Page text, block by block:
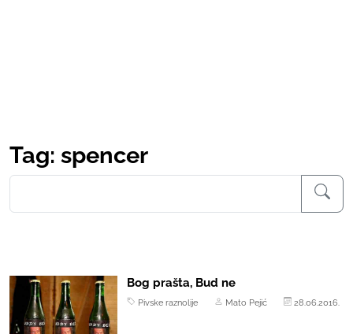
Tag: spencer
Bog prašta, Bud ne
Pivske raznolije Mato Pejić 28.06.2016.